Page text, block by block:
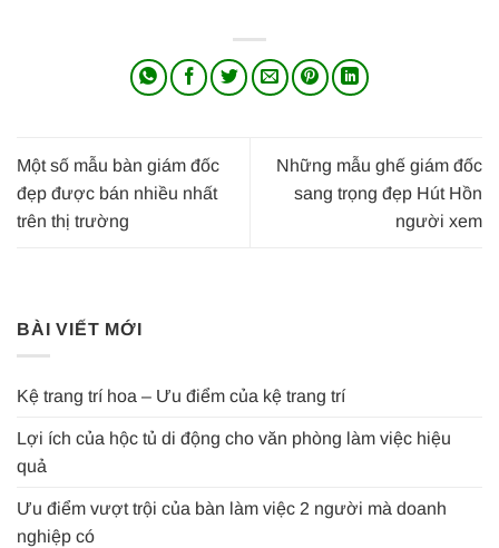
Một số mẫu bàn giám đốc
đẹp được bán nhiều nhất
trên thị trường
Những mẫu ghế giám đốc
sang trọng đẹp Hút Hồn
người xem
BÀI VIẾT MỚI
Kệ trang trí hoa – Ưu điểm của kệ trang trí
Lợi ích của hộc tủ di động cho văn phòng làm việc hiệu
quả
Ưu điểm vượt trội của bàn làm việc 2 người mà doanh
nghiệp có